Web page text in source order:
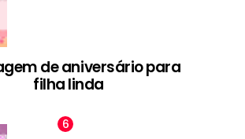
de aniversário para
filha linda